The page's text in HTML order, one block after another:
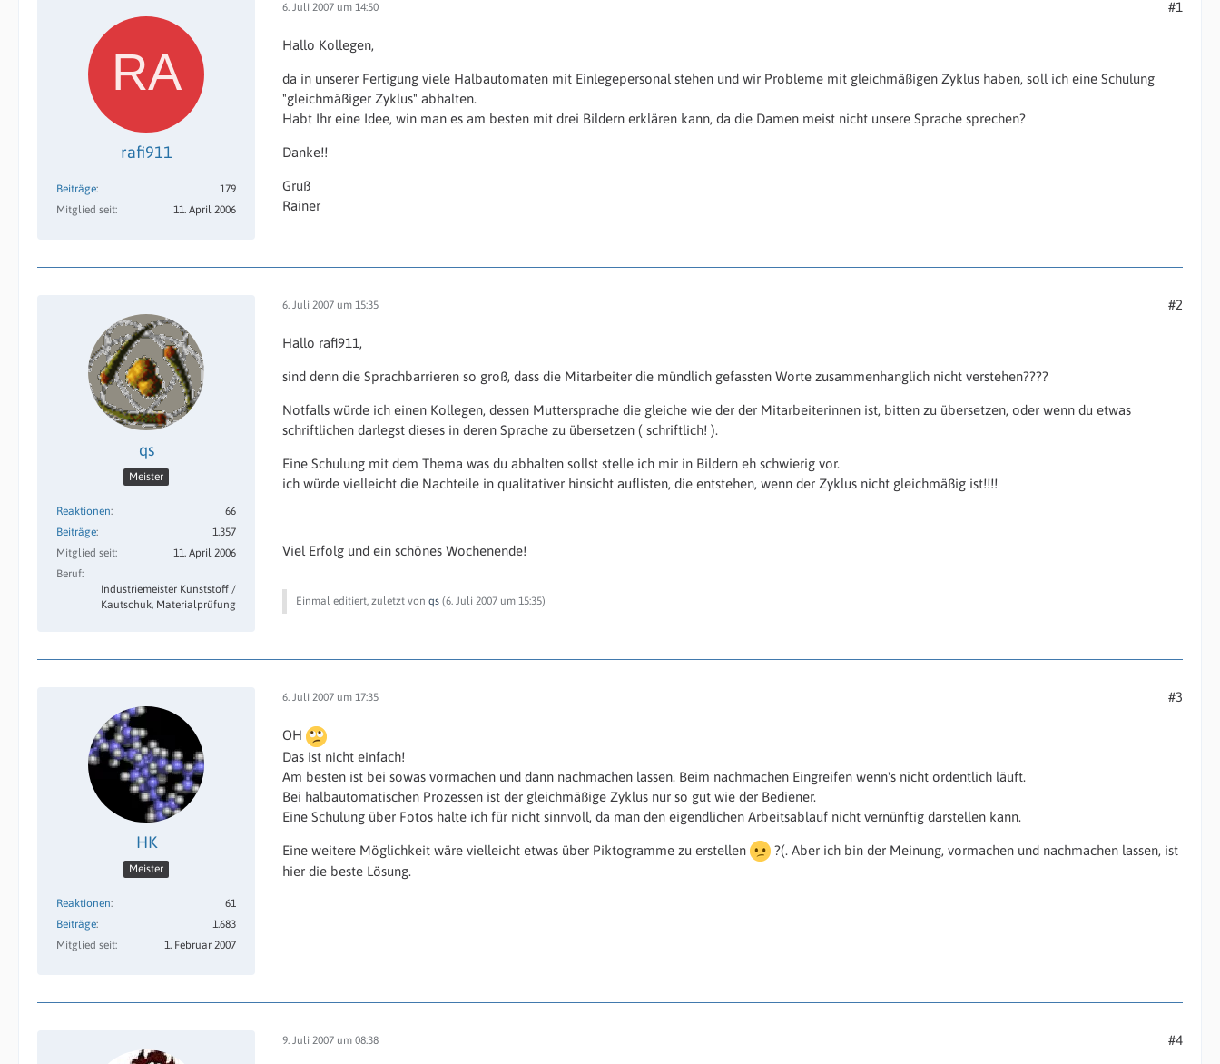
rafi911
Beiträge
179
Mitglied seit
11. April 2006
6. Juli 2007 um 14:50 #1
Hallo Kollegen,
da in unserer Fertigung viele Halbautomaten mit Einlegepersonal stehen und wir Probleme mit gleichmäßigen Zyklus haben, soll ich eine Schulung
"gleichmäßiger Zyklus" abhalten.
Habt Ihr eine Idee, win man es am besten mit drei Bildern erklären kann, da die Damen meist nicht unsere Sprache sprechen?
Danke!!
Gruß
Rainer
qs
Meister
Reaktionen
66
Beiträge
1.357
Mitglied seit
11. April 2006
Beruf
Industriemeister Kunststoff /
Kautschuk, Materialprüfung
6. Juli 2007 um 15:35 #2
Hallo rafi911,
sind denn die Sprachbarrieren so groß, dass die Mitarbeiter die mündlich gefassten Worte zusammenhanglich nicht verstehen????
Notfalls würde ich einen Kollegen, dessen Muttersprache die gleiche wie der der Mitarbeiterinnen ist, bitten zu übersetzen, oder wenn du etwas
schriftlichen darlegst dieses in deren Sprache zu übersetzen ( schriftlich! ).
Eine Schulung mit dem Thema was du abhalten sollst stelle ich mir in Bildern eh schwierig vor.
ich würde vielleicht die Nachteile in qualitativer hinsicht auflisten, die entstehen, wenn der Zyklus nicht gleichmäßig ist!!!!
Viel Erfolg und ein schönes Wochenende!
Einmal editiert, zuletzt von qs (6. Juli 2007 um 15:35)
HK
Meister
Reaktionen
61
Beiträge
1.683
Mitglied seit
1. Februar 2007
6. Juli 2007 um 17:35 #3
OH
Das ist nicht einfach!
Am besten ist bei sowas vormachen und dann nachmachen lassen. Beim nachmachen Eingreifen wenn's nicht ordentlich läuft.
Bei halbautomatischen Prozessen ist der gleichmäßige Zyklus nur so gut wie der Bediener.
Eine Schulung über Fotos halte ich für nicht sinnvoll, da man den eigendlichen Arbeitsablauf nicht vernünftig darstellen kann.
Eine weitere Möglichkeit wäre vielleicht etwas über Piktogramme zu erstellen
?(. Aber ich bin der Meinung, vormachen und nachmachen lassen, ist
hier die beste Lösung.
9. Juli 2007 um 08:38 #4